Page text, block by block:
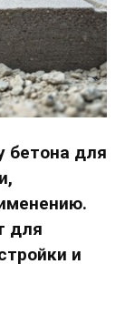
бетона для
для
и